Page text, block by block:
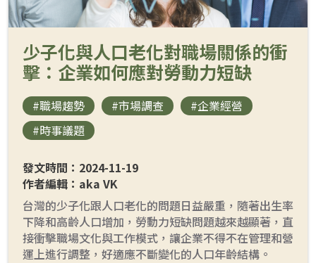
少子化與人口老化對職場關係的衝
擊：企業如何應對勞動力短缺
#職場趨勢 #市場調查
#企業經營
#時事議題
發文時間：2024-11-19
作者編輯：aka VK
台灣的少子化跟人口老化的問題日益嚴重，隨著出生率
下降和高齡人口增加，勞動力短缺問題越來越顯著，直
接衝擊職場文化與工作模式，讓企業不得不在管理和營
運上進行調整，好適應不斷變化的人口年齡結構。